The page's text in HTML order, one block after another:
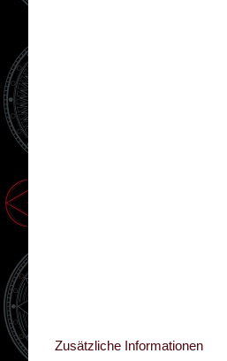
Zusätzliche Informationen